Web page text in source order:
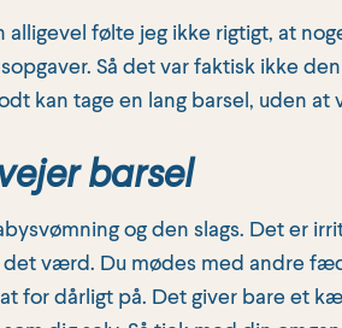
følte jeg ikke rigtigt, at
Så det var faktisk ikke
kan tage en lang barsel, uden
barsel
og den slags. Det er
værd. Du mødes med andre
for dårligt på. Det giver bare et